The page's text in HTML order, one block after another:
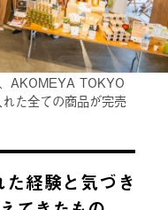
AKOMEYA TOKYO
た全ての商品が完売
経験と気づき